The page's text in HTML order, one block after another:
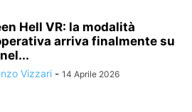
Hell VR: la modalità
arriva finalmente su
Vizzari - 14 Aprile 2026